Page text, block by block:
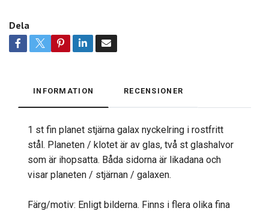
Dela
INFORMATION RECENSIONER
1 st fin planet stjärna galax nyckelring i rostfritt
stål. Planeten / klotet är av glas, två st glashalvor
som är ihopsatta. Båda sidorna är likadana och
visar planeten / stjärnan / galaxen.
Färg/motiv: Enligt bilderna. Finns i flera olika fina